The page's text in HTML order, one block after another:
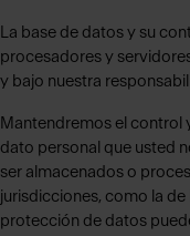
La base de datos y su
procesadores y
y bajo nuestra
Mantendremos el control
dato personal que usted
ser almacenados o
jurisdicciones, como la
protección de datos